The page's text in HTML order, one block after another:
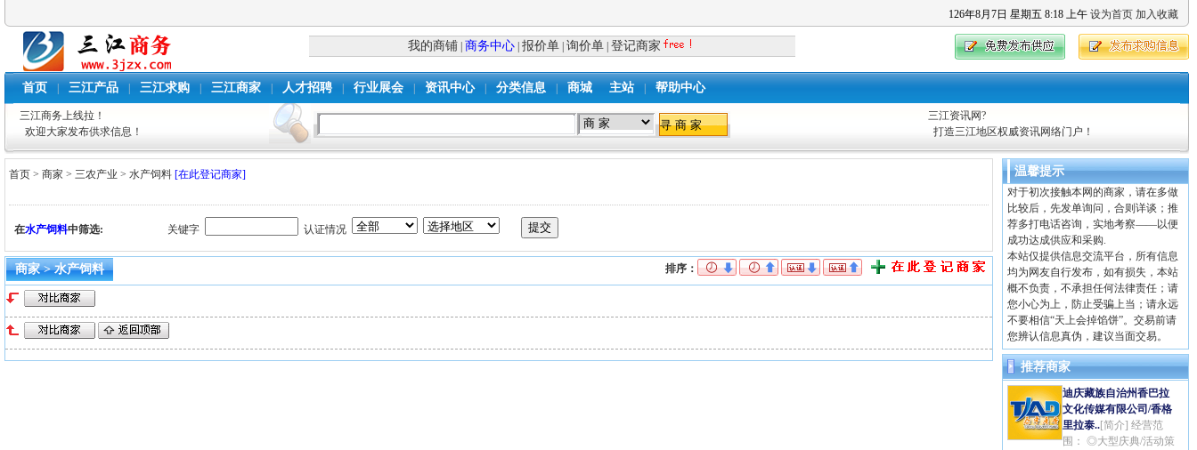
126年8月 7日 星期五 8:18 上午 设为首页 加入收藏
我的商铺 商务中心 报价单 询价单 登记商家
首页 三江产品 三江求购 三江商家 人才招聘 行业展会 资讯中心 分类信息 商城 主站 帮助中心
三江商务上线拉！
欢迎大家发布供求信息！
三江资讯网?
打造三江地区权威资讯网络门户！
首页 >商家 >三农产业 >水产饲料 [在此登记商家]
在水产饲料中筛选: 关键字 认证情况
商家 > 水产饲料 排序：
温馨提示
对于初次接触本网的商家，请在多做
比较后，先发单询问，合则详谈；推
荐多打电话咨询，实地考察——以便
成功达成供应和采购.
本站仅提供信息交流平台，所有信息
均为网友自行发布，如有损失，本站
概不负责，不承担任何法律责任；请
您小心为上，防止受骗上当；请永远
不要相信“天上会掉馅饼”。交易前请
您辨认信息真伪，建议当面交易。
推荐商家
迪庆藏族自治州香巴拉
文化传媒有限公司/香格
里拉泰..[简介] 经营范
围： ◎大型庆典/活动策